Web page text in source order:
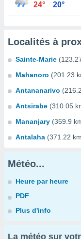
24° 20°
Localités à
Sainte-Marie
Mahanoro (201.23
Antananarivo
Antsirabe (310.05
Mananjary (359.9
Antalaha (371.22
Météo...
Heure par heure
PDF
Plus d'info
La météo sur